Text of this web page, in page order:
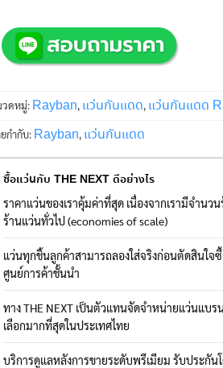
ดหมู่: Rayban, แว่นกันแดด, แว่นกันแดด
กำกับ: Rayban, แว่นกันแดด
ซื้อแว่นกับ THE NEXT ดีอย่างไร
ราคาแว่นของเราคุ้มค่าที่สุด เนื่องจากเรามีจำน
ร้านแว่นทั่วไป (economies of scale)
แว่นทุกชิ้นลูกค้าสามารถลองใส่จริงก่อนตัดสินใจ
ศูนย์การค้าชั้นนำ
ทาง THE NEXT เป็นตัวแทนจัดจำหน่ายแว่นแบ
เลือกมากที่สุดในประเทศไทย
บริการดูแลหลังการขายระดับพรีเมียม รับประกั